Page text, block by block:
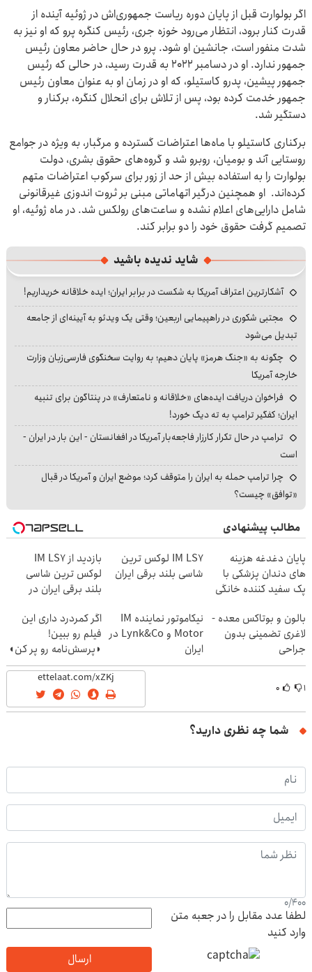
اگر بولوارت قبل از پایان دوره ریاست جمهوری‌اش در ژوئیه آینده از
قدرت کنار برود، انتظار می‌رود خوزه جری، رئیس کنگره پرو که او نیز به
شدت منفور است، جانشین او شود. پرو در حال حاضر معاون رئیس
جمهور ندارد. او در دسامبر ۲۰۲۲ به قدرت رسید، در حالی که رئیس
جمهور پیشین، پدرو کاستیلو، که او در زمان او به عنوان معاون رئیس
جمهور خدمت کرده بود، پس از تلاش برای انحلال کنگره، برکنار و
دستگیر شد.
برکناری کاستیلو با ماه‌ها اعتراضات گسترده و مرگبار، به ویژه در جوامع
روستایی آند و بومیان، روبرو شد و گروه‌های حقوق بشری، دولت
بولوارت را به استفاده بیش از حد از زور برای سرکوب اعتراضات متهم
کرده‌اند. او همچنین درگیر اتهاماتی مبنی بر ثروت اندوزی غیرقانونی
شامل دارایی‌های اعلام نشده و ساعت‌های رولکس شد. در ماه ژوئیه، او
تصمیم گرفت حقوق خود را دو برابر کند.
شاید ندیده باشید
آشکارترین اعتراف آمریکا به شکست در برابر ایران؛ ایده خلاقانه خریداریم!
مجتبی شکوری در راهپیمایی اربعین؛ وقتی یک ویدئو به آیینه‌ای از جامعه
تبدیل می‌شود
چگونه به «جنگ هرمز» پایان دهیم؛ به روایت سخنگوی فارسی‌زبان وزارت
خارجه آمریکا
فراخوان دریافت ایده‌های «خلاقانه و نامتعارف» در پنتاگون برای تنبیه
ایران؛ کفگیر ترامپ به ته دیگ خورد!
ترامپ در حال تکرار کارزار فاجعه‌بار آمریکا در افغانستان - این بار در ایران -
است
چرا ترامپ حمله به ایران را متوقف کرد؛ موضع ایران و آمریکا در قبال
«توافق» چیست؟
مطالب پیشنهادی
پایان دغدغه هزینه
های دندان پزشکی با
پک سفید کننده خانگی
IM LS7 لوکس ترین
شاسی بلند برقی ایران
بازدید از IM LS7
لوکس ترین شاسی
بلند برقی ایران در
بالون و بوتاکس معده -
لاغری تضمینی بدون
جراحی
نیکاموتور نماینده IM
Motor و Lynk&Co در
ایران
اگر کمردرد داری این
فیلم رو ببین!
◗پرسش‌نامه رو پر کن◖
۱ ۰
شما چه نظری دارید؟
0/400
لطفا عدد مقابل را در جعبه متن
وارد کنید
ارسال